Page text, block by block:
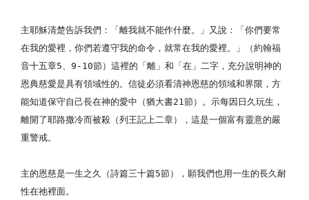
主耶穌清楚告訴我們：「離我就不能作什麼。」又說：「你們要常
在我的愛裡，你們若遵守我的命令，就常在我的愛裡。」（約翰福
音十五章5、9-10節）這裡的「離」和「在」二字，充分說明神的
恩典慈愛是具有領域性的。信徒必須看清神恩慈的領域和界限，方
能知道保守自己長在神的愛中（猶大書21節）。示每因日久玩生，
離開了耶路撒冷而被殺（列王記上二章），這是一個富有靈意的嚴
重警戒。
主的恩慈是一生之久（詩篇三十篇5節），願我們也用一生的長久耐
性在祂裡面。